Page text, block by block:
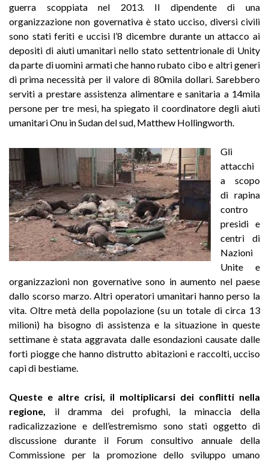
guerra scoppiata nel 2013. Il dipendente di una
organizzazione non governativa è stato ucciso, diversi civili
sono stati feriti e uccisi l’8 dicembre durante un attacco ai
depositi di aiuti umanitari nello stato settentrionale di Unity
da parte di uomini armati che hanno rubato cibo e altri generi
di prima necessità per il valore di 80mila dollari. Sarebbero
serviti a prestare assistenza alimentare e sanitaria a 14mila
persone per tre mesi, ha spiegato il coordinatore degli aiuti
umanitari Onu in Sudan del sud, Matthew Hollingworth.
Gli
attacchi
a scopo
di rapina
contro
presidi e
centri di
Nazioni
Unite e
organizzazioni non governative sono in aumento nel paese
dallo scorso marzo. Altri operatori umanitari hanno perso la
vita. Oltre metà della popolazione (su un totale di circa 13
milioni) ha bisogno di assistenza e la situazione in queste
settimane è stata aggravata dalle esondazioni causate dalle
forti piogge che hanno distrutto abitazioni e raccolti, ucciso
capi di bestiame.
Queste e altre crisi, il moltiplicarsi dei conflitti nella
regione, il dramma dei profughi, la minaccia della
radicalizzazione e dell’estremismo sono stati oggetto di
discussione durante il Forum consultivo annuale della
Commissione per la promozione dello sviluppo umano